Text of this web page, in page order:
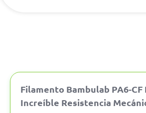
Filamento Bambulab PA6-CF
Increíble Resistencia